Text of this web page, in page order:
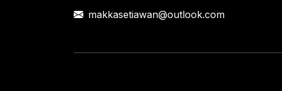
makkasetiawan@outlook.com